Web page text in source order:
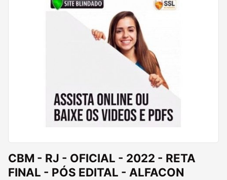
CBM - RJ - OFICIAL - 2022 - RETA
FINAL - PÓS EDITAL - ALFACON